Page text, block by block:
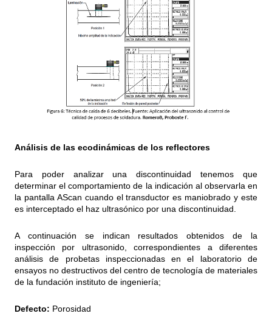
Análisis de las ecodinámicas de los reflectores
Para poder analizar una discontinuidad tenemos que
determinar el comportamiento de la indicación al observarla en
la pantalla AScan cuando el transductor es maniobrado y este
es interceptado el haz ultrasónico por una discontinuidad.
A continuación se indican resultados obtenidos de la
inspección por ultrasonido, correspondientes a diferentes
análisis de probetas inspeccionadas en el laboratorio de
ensayos no destructivos del centro de tecnología de materiales
de la fundación instituto de ingeniería;
Defecto: Porosidad